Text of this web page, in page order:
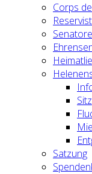
Corps
Satzung